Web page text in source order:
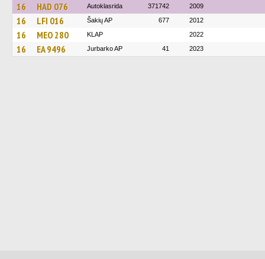
16 HAD 076 Autoklasrida 371742 2009
16 LFI 016 Šakių AP 677 2012
16 MEO 280 KLAP 2022
16 EA 9496 Jurbarko AP 41 2023